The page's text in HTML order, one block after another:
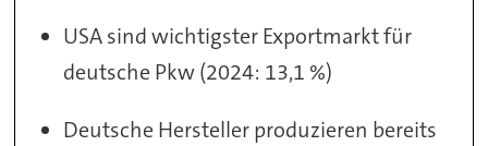
USA sind wichtigster Exportmarkt für
deutsche Pkw (2024: 13,1 %)
Deutsche Hersteller produzieren bereits